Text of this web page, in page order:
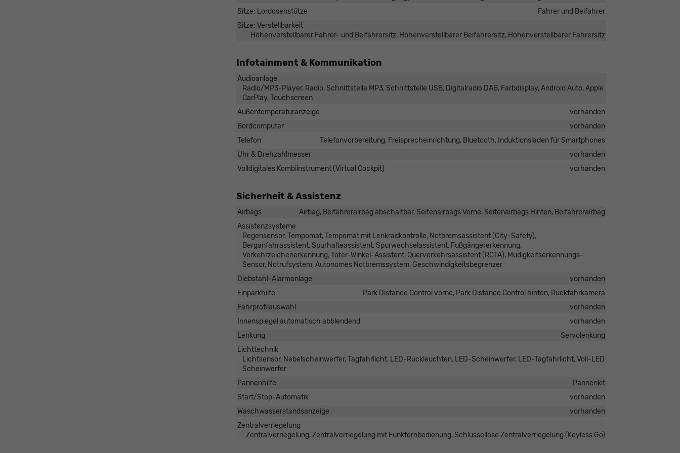
Sitze: Lordosenstütze
Fahrer und Beifahrer
Sitze: Verstellbarkeit
Höhenverstellbarer Fahrer- und Beifahrersitz, Höhenverstellbarer Beifahrersitz, Höhenverstellbarer Fahrersitz
Infotainment & Kommunikation
Audioanlage
Radio/MP3-Player, Radio, Schnittstelle MP3, Schnittstelle USB, Digitalradio DAB, Farbdisplay, Android Auto, Apple
CarPlay, Touchscreen
Außentemperaturanzeige
vorhanden
Bordcomputer
vorhanden
Telefon
Telefonvorbereitung, Freisprecheinrichtung, Bluetooth, Induktionsladen für Smartphones
Uhr & Drehzahlmesser
vorhanden
Volldigitales Kombiinstrument (Virtual Cockpit)
vorhanden
Sicherheit & Assistenz
Airbags
Airbag, Beifahrerairbag abschaltbar, Seitenairbags Vorne, Seitenairbags Hinten, Beifahrerairbag
Assistenzsysteme
Regensensor, Tempomat, Tempomat mit Lenkradkontrolle, Notbremsassistent (City-Safety),
Berganfahrassistent, Spurhalteassistent, Spurwechselassistent, Fußgängererkennung,
Verkehrzeichenerkennung, Toter-Winkel-Assistent, Querverkehrsassistent (RCTA), Müdigkeitserkennungs-
Sensor, Notrufsystem, Autonomes Notbremssystem, Geschwindigkeitsbegrenzer
Diebstahl-Alarmanlage
vorhanden
Einparkhilfe
Park Distance Control vorne, Park Distance Control hinten, Rückfahrkamera
Fahrprofilauswahl
vorhanden
Innenspiegel automatisch abblendend
vorhanden
Lenkung
Servolenkung
Lichttechnik
Lichtsensor, Nebelscheinwerfer, Tagfahrlicht, LED-Rückleuchten, LED-Scheinwerfer, LED-Tagfahrlicht, Voll-LED
Scheinwerfer
Pannenhilfe
Pannenkit
Start/Stop-Automatik
vorhanden
Waschwasserstandsanzeige
vorhanden
Zentralverriegelung
Zentralverriegelung, Zentralverriegelung mit Funkfernbedienung, Schlüssellose Zentralverriegelung (Keyless Go)